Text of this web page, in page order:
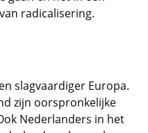
radicalisering.
slagvaardiger Europa.
zijn oorspronkelijke
Nederlanders in het